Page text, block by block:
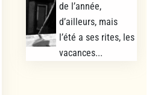
de l’année,
d’ailleurs, mais
l’été a ses rites, les
vacances...